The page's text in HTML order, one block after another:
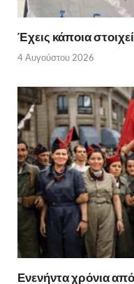
Έχεις κάποια
4 Αυγούστου 2026
Ενενήντα χρόνια